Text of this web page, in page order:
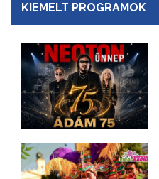
KIEMELT PROGRAMOK